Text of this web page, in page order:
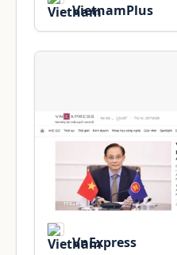
VietnamPlus
VnExpress